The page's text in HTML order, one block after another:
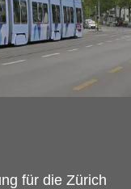
für die Zürich